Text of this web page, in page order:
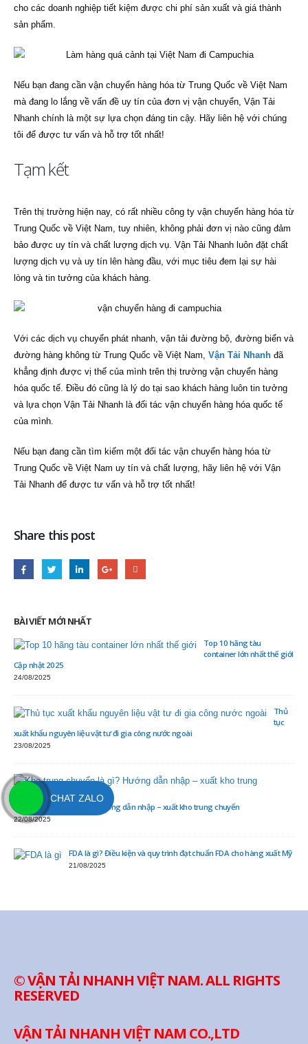
cho các doanh nghiệp tiết kiệm được chi phí sản xuất và giá thành
sản phẩm.
Nếu bạn đang cần vận chuyển hàng hóa từ Trung Quốc về Việt Nam
mà đang lo lắng về vấn đề uy tín của đơn vị vận chuyển, Vận Tải
Nhanh chính là một sự lựa chọn đáng tin cậy. Hãy liên hệ với chúng
tôi để được tư vấn và hỗ trợ tốt nhất!
Tạm kết
Trên thị trường hiện nay, có rất nhiều công ty vận chuyển hàng hóa từ
Trung Quốc về Việt Nam, tuy nhiên, không phải đơn vị nào cũng đảm
bảo được uy tín và chất lượng dịch vụ. Vận Tải Nhanh luôn đặt chất
lượng dịch vụ và uy tín lên hàng đầu, với mục tiêu đem lại sự hài
lòng và tin tưởng của khách hàng.
Với các dịch vụ chuyển phát nhanh, vận tải đường bộ, đường biển và
đường hàng không từ Trung Quốc về Việt Nam, Vận Tải Nhanh đã
khẳng định được vị thế của mình trên thị trường vận chuyển hàng
hóa quốc tế. Điều đó cũng là lý do tại sao khách hàng luôn tin tưởng
và lựa chọn Vận Tải Nhanh là đối tác vận chuyển hàng hóa quốc tế
của mình.
Nếu bạn đang cần tìm kiếm một đối tác vận chuyển hàng hóa từ
Trung Quốc về Việt Nam uy tín và chất lượng, hãy liên hệ với Vận
Tải Nhanh để được tư vấn và hỗ trợ tốt nhất!
Share this post
BÀI VIẾT MỚI NHẤT
Top 10 hãng tàu
container lớn nhất thế giới
Cập nhật 2025
24/08/2025
Thủ
tục
xuất khẩu nguyên liệu vật tư đi gia công nước ngoài
23/08/2025
Kho trung chuyển là gì? Hướng dẫn nhập – xuất kho trung chuyển
22/08/2025
FDA là gì? Điều kiện và quy trình đạt chuẩn FDA cho hàng xuất Mỹ
21/08/2025
© VẬN TẢI NHANH VIỆT NAM. ALL RIGHTS
RESERVED
VẬN TẢI NHANH VIỆT NAM CO.,LTD
CHAT ZALO